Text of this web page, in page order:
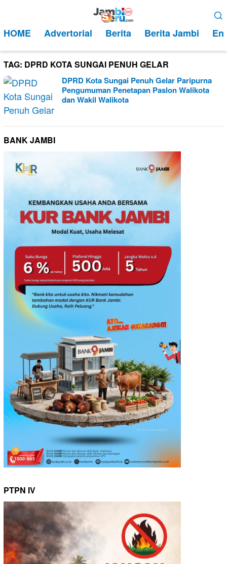
kontenMobile
HOME Advertorial Berita Berita Jambi
TAG: DPRD KOTA SUNGAI PENUH GELAR
DPRD Kota Sungai Penuh Gelar Paripurna
Pengumuman Penetapan Paslon Walikota
dan Wakil Walikota
BANK JAMBI
PTPN IV